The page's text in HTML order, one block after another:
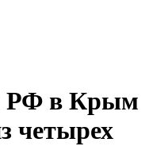
РФ в Крым
четырех